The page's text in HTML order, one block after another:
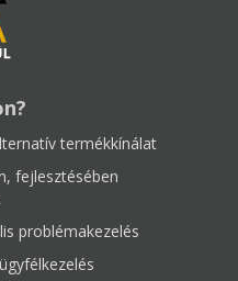
termékkínálat
fejlesztésében
problémakezelés